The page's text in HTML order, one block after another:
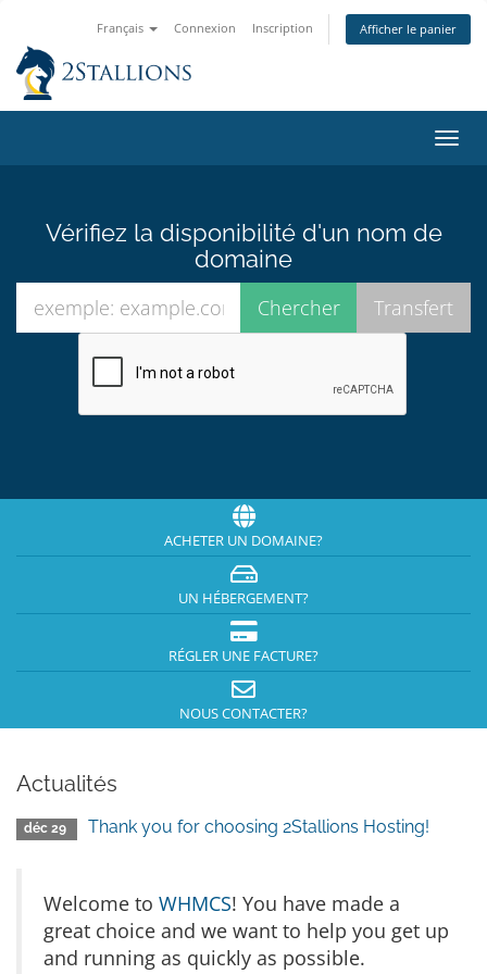
Français Connexion Inscription Afficher le panier
la
Vérifiez la disponibilité d'un nom de
domaine
ACHETER UN DOMAINE?
UN HÉBERGEMENT?
RÉGLER UNE FACTURE?
NOUS CONTACTER?
Actualités
déc 29 Thank you for choosing 2Stallions Hosting!
Welcome to WHMCS! You have made a
great choice and we want to help you get up
and running as quickly as possible.